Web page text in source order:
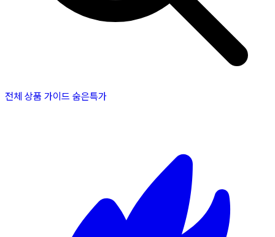
전체 상품 가이드 숨은특가